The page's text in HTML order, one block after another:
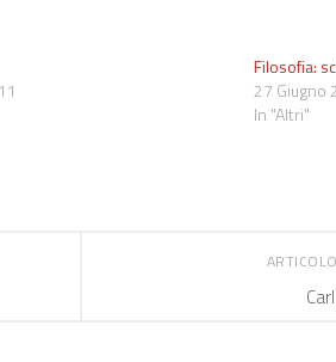
Filosofia:
27 Giugno
In "Altri"